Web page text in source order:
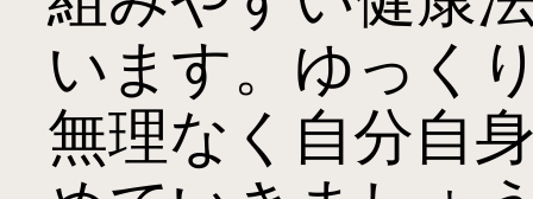
います。ゆっく
無理なく自分自